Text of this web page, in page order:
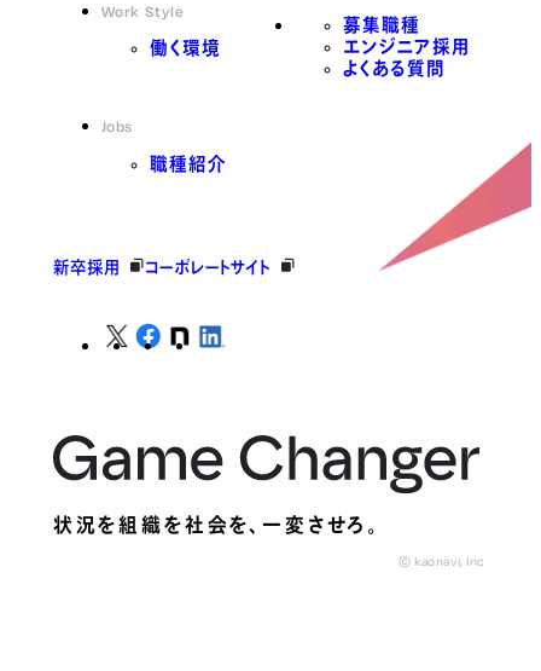
Work Style
働く環境
Jobs
職種紹介
募集職種
エンジニア採用
よくある質問
新卒採用 コーポレートサイト
状況を組織を社会を、一変させろ。
© kaonavi, Inc